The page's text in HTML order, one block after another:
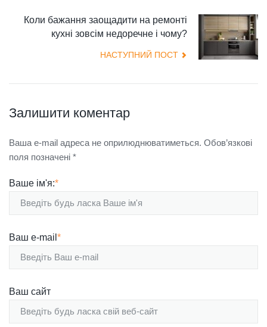
Коли бажання заощадити на ремонті
кухні зовсім недоречне і чому?
НАСТУПНИЙ ПОСТ
Залишити коментар
Ваша e-mail адреса не оприлюднюватиметься. Обов’язкові
поля позначені *
Ваше ім'я:*
Ваш e-mail *
Ваш сайт